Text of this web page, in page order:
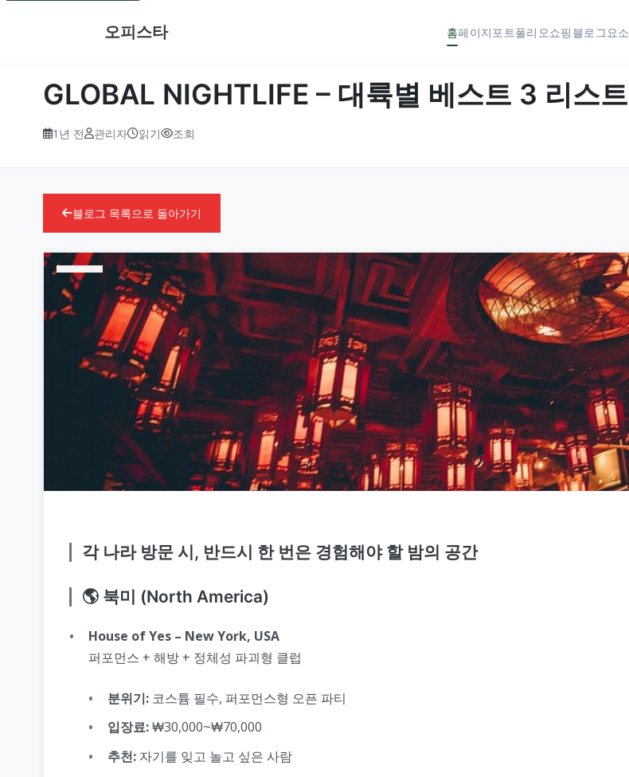
오피스타 홈페이지 포트폴리오쇼핑 블로그 요소
GLOBAL NIGHTLIFE – 대륙별 베스트 3 리스트
1년 전 관리자 읽기 조회
블로그 목록으로 돌아가기
각 나라 방문 시, 반드시 한 번은 경험해야 할 밤의 공간
🌎 북미 (North America)
House of Yes – New York, USA
퍼포먼스 + 해방 + 정체성 파괴형 클럽
분위기: 코스튬 필수, 퍼포먼스형 오픈 파티
입장료:₩30,000~₩70,000
추천: 자기를 잊고 놀고 싶은 사람